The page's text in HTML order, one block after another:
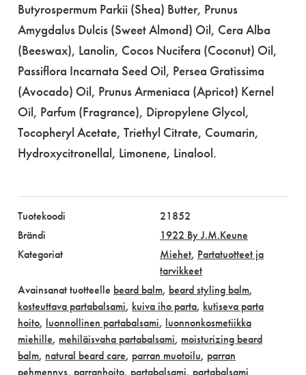
Butyrospermum Parkii (Shea) Butter, Prunus
Amygdalus Dulcis (Sweet Almond) Oil, Cera Alba
(Beeswax), Lanolin, Cocos Nucifera (Coconut) Oil,
Passiflora Incarnata Seed Oil, Persea Gratissima
(Avocado) Oil, Prunus Armeniaca (Apricot) Kernel
Oil, Parfum (Fragrance), Dipropylene Glycol,
Tocopheryl Acetate, Triethyl Citrate, Coumarin,
Hydroxycitronellal, Limonene, Linalool.
Tuotekoodi
21852
Brändi
1922 By J.M.Keune
Kategoriat
Miehet, Partatuotteet ja
tarvikkeet
Avainsanat tuotteelle beard balm, beard styling balm,
kosteuttava partabalsami, kuiva iho parta, kutiseva parta
hoito, luonnollinen partabalsami, luonnonkosmetiikka
miehille, mehiläisvaha partabalsami, moisturizing beard
balm, natural beard care, parran muotoilu, parran